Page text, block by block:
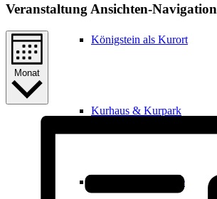
Königstein als Kurort
Kurhaus & Kurpark
Historische Gebäude
Veranstaltung Ansichten-Navigation
Monat